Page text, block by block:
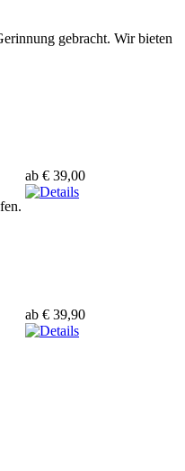
gebracht. Wir bieten
ab € 39,00
ab € 39,90